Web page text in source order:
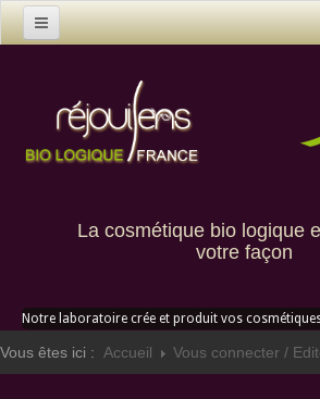
La cosmétique bio logique et
votre façon
Produits
Nous contacter
Créations sur mesure
Notre laboratoire crée et produit vos
Vous êtes ici : Accueil Vous connecter /